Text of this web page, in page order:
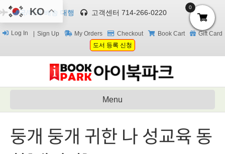
한국/미국 배송 대행 고객센터 714-266-0220
Log In Sign Up My Orders Checkout Book Cart
Gift Card
도서 등록 신청
Menu
둥개 둥개 귀한 나 성교육 동
KO 0